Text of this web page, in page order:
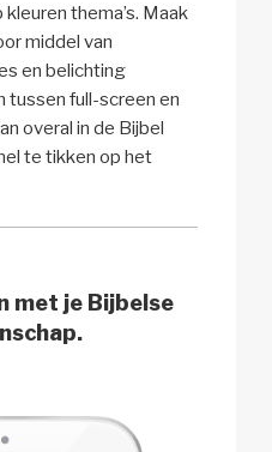
thema’s. Maak
middel van
en belichting
tussen full-screen en
overal in de Bijbel
te tikken op het
met je Bijbelse